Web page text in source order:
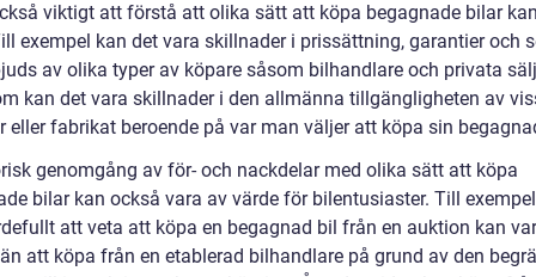
viktigt att förstå att olika sätt att köpa begagnade bilar
exempel kan det vara skillnader i prissättning, garantier och
av olika typer av köpare såsom bilhandlare och privata
kan det vara skillnader i den allmänna tillgängligheten av
eller fabrikat beroende på var man väljer att köpa sin
genomgång av för- och nackdelar med olika sätt att köpa
bilar kan också vara av värde för bilentusiaster. Till
att veta att köpa en begagnad bil från en auktion kan
att köpa från en etablerad bilhandlare på grund av den